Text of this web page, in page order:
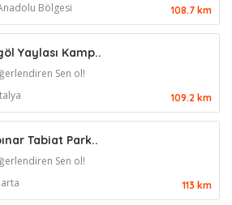
Bölgesi
108.7 km
Yaylası Kamp..
Sen ol!
109.2 km
Tabiat Park..
Sen ol!
113 km